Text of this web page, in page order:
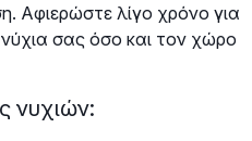
Αφιερώστε λίγο χρόνο για
σας όσο και τον χώρο
νυχιών: